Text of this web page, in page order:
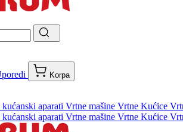
Korpa
aparati Vrtne mašine Vrtne Kućice
aparati Vrtne mašine Vrtne Kućice